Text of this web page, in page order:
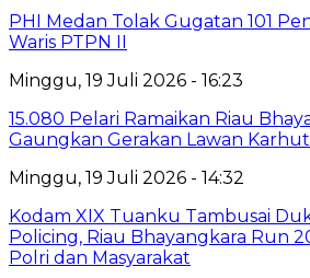
PHI Medan Tolak Gugatan 101
Waris PTPN II
Minggu, 19 Juli 2026 - 16:23
15.080 Pelari Ramaikan Riau
Gaungkan Gerakan Lawan
Minggu, 19 Juli 2026 - 14:32
Kodam XIX Tuanku Tambusai
Policing, Riau Bhayangkara Run
Polri dan Masyarakat